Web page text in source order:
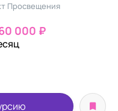
Просвещения
000 ₽